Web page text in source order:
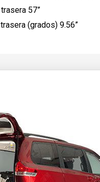
57”
(grados) 9.56”